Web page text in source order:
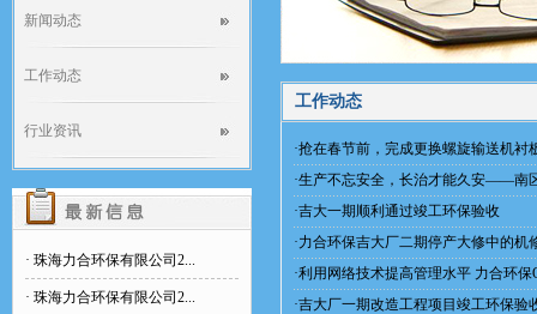
新闻动态
工作动态
行业资讯
· 珠海力合环保有限公司2...
· 珠海力合环保有限公司2...
工作动态
·抢在春节前，完成更换螺旋输送机衬
·生产不忘安全，长治才能久安——南
·吉大一期顺利通过竣工环保验收
·力合环保吉大厂二期停产大修中的机
·利用网络技术提高管理水平 力合环
·吉大厂一期改造工程项目竣工环保验